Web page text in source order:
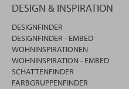
DESIGN & INSPIRATION
DESIGNFINDER
DESIGNFINDER - EMBED
WOHNINSPIRATIONEN
WOHNINSPIRATION - EMBED
SCHATTENFINDER
FARBGRUPPENFINDER